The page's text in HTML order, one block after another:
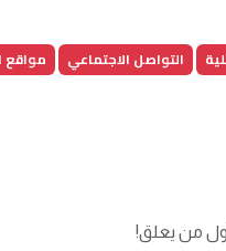
التواصل الاجتماعي مواقع
من يعلق!